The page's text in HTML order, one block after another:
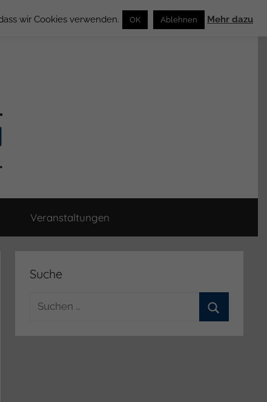
Veranstaltungen
Suche
Suchen
wir Cookies verwenden. OK Ablehnen Mehr dazu